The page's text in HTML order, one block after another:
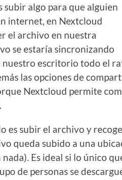
subir algo para que alguien
internet, en Nextcloud
el archivo en nuestra
se estaría sincronizando
nuestro escritorio todo el
las opciones de
Nextcloud permite
es subir el archivo y
queda subido a una
Es ideal si lo único
de personas se